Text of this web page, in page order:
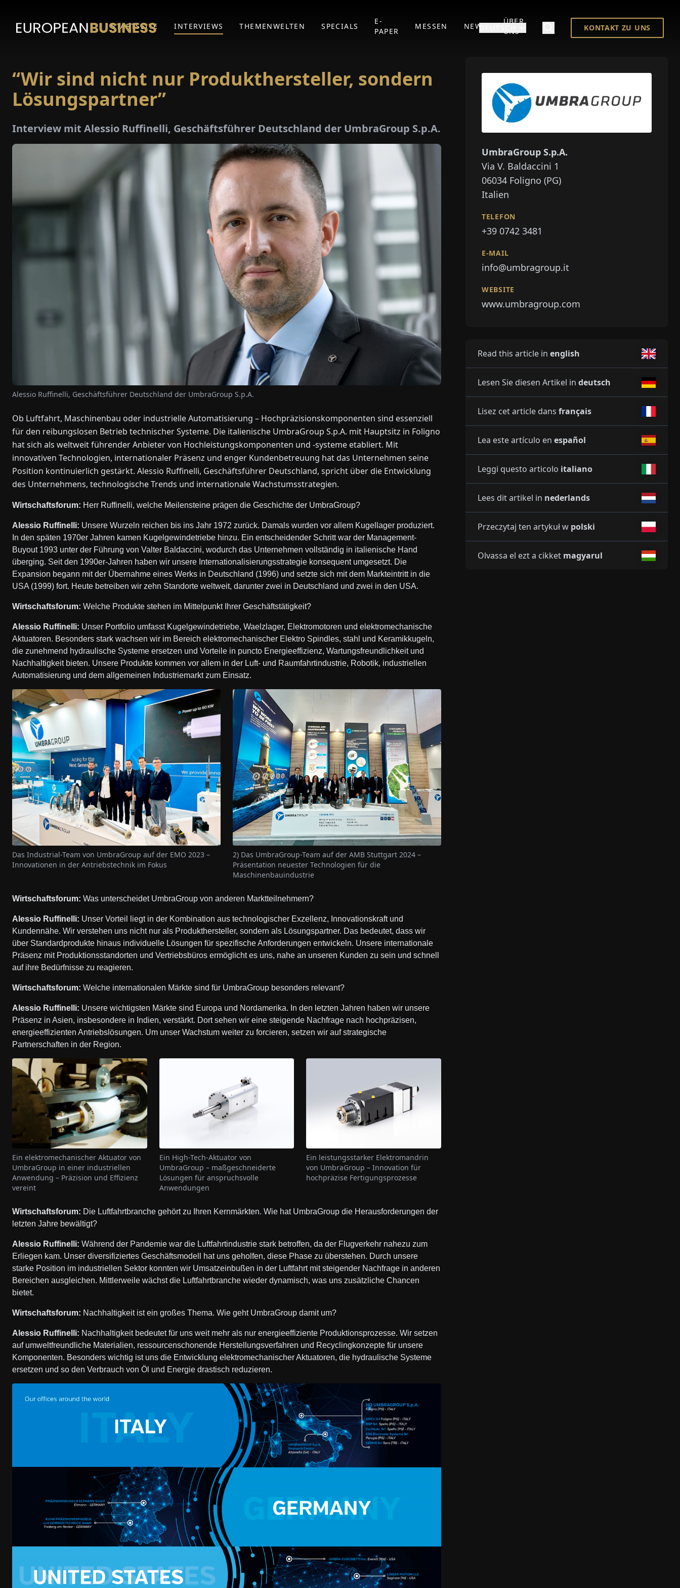
STARTSEITE INTERVIEWS THEMENWELTEN SPECIALS
E-
PAPER
MESSEN NEWS
ÜBER
UNS
KONTAKT ZU UNS
“Wir sind nicht nur Produkthersteller, sondern
Lösungspartner”
Interview mit Alessio Ruffinelli, Geschäftsführer Deutschland der UmbraGroup S.p.A.
Alessio Ruffinelli, Geschäftsführer Deutschland der UmbraGroup S.p.A.
Ob Luftfahrt, Maschinenbau oder industrielle Automatisierung – Hochpräzisionskomponenten sind essenziell
für den reibungslosen Betrieb technischer Systeme. Die italienische UmbraGroup S.p.A. mit Hauptsitz in Foligno
hat sich als weltweit führender Anbieter von Hochleistungs­komponenten und -systeme etabliert. Mit
innovativen Technologien, internationaler Präsenz und enger Kundenbetreuung hat das Unternehmen seine
Position kontinuierlich gestärkt. Alessio Ruffinelli, Geschäftsführer Deutschland, spricht über die Entwicklung
des Unternehmens, technologische Trends und internationale Wachstumsstrategien.
Wirtschaftsforum: Herr Ruffinelli, welche Meilensteine prägen die Geschichte der UmbraGroup?
Alessio Ruffinelli: Unsere Wurzeln reichen bis ins Jahr 1972 zurück. Damals wurden vor allem Kugellager produziert.
In den späten 1970er Jahren kamen Kugelgewindetriebe hinzu. Ein entscheidender Schritt war der Management-
Buyout 1993 unter der Führung von Valter Baldaccini, wodurch das Unternehmen vollständig in italienische Hand
überging. Seit den 1990er-Jahren haben wir unsere Internationalisierungsstrategie konsequent umgesetzt. Die
Expansion begann mit der Übernahme eines Werks in Deutschland (1996) und setzte sich mit dem Markteintritt in die
USA (1999) fort. Heute betreiben wir zehn Standorte weltweit, darunter zwei in Deutschland und zwei in den USA.
Wirtschaftsforum: Welche Produkte stehen im Mittelpunkt Ihrer Geschäftstätigkeit?
Alessio Ruffinelli: Unser Portfolio umfasst Kugelgewindetriebe, Waelzlager, Elektromotoren und elektromechanische
Aktuatoren. Besonders stark wachsen wir im Bereich elektromechanischer Elektro Spindles, stahl und Keramikkugeln,
die zunehmend hydraulische Systeme ersetzen und Vorteile in puncto Energieeffizienz, Wartungsfreundlichkeit und
Nachhaltigkeit bieten. Unsere Produkte kommen vor allem in der Luft- und Raumfahrtindustrie, Robotik, industriellen
Automatisierung und dem allgemeinen Industriemarkt zum Einsatz.
Das Industrial-Team von UmbraGroup auf der EMO 2023 –
Innovationen in der Antriebstechnik im Fokus
2) Das UmbraGroup-Team auf der AMB Stuttgart 2024 –
Präsentation neuester Technologien für die
Maschinenbauindustrie
Wirtschaftsforum: Was unterscheidet UmbraGroup von anderen Marktteilnehmern?
Alessio Ruffinelli: Unser Vorteil liegt in der Kombination aus technologischer Exzellenz, Innovationskraft und
Kundennähe. Wir verstehen uns nicht nur als Produkthersteller, sondern als Lösungspartner. Das bedeutet, dass wir
über Standardprodukte hinaus individuelle Lösungen für spezifische Anforderungen entwickeln. Unsere internationale
Präsenz mit Produktionsstandorten und Vertriebsbüros ermöglicht es uns, nahe an unseren Kunden zu sein und schnell
auf ihre Bedürfnisse zu reagieren.
Wirtschaftsforum: Welche internationalen Märkte sind für UmbraGroup besonders relevant?
Alessio Ruffinelli: Unsere wichtigsten Märkte sind Europa und Nordamerika. In den letzten Jahren haben wir unsere
Präsenz in Asien, insbesondere in Indien, verstärkt. Dort sehen wir eine steigende Nachfrage nach hochpräzisen,
energieeffizienten Antriebslösungen. Um unser Wachstum weiter zu forcieren, setzen wir auf strategische
Partnerschaften in der Region.
Ein elektromechanischer Aktuator von
UmbraGroup in einer industriellen
Anwendung – Präzision und Effizienz
vereint
Ein High-Tech-Aktuator von
UmbraGroup – maßgeschneiderte
Lösungen für anspruchsvolle
Anwendungen
Ein leistungsstarker Elektromandrin
von UmbraGroup – Innovation für
hochpräzise Fertigungsprozesse
Wirtschaftsforum: Die Luftfahrtbranche gehört zu Ihren Kernmärkten. Wie hat UmbraGroup die Herausforderungen der
letzten Jahre bewältigt?
Alessio Ruffinelli: Während der Pandemie war die Luftfahrtindustrie stark betroffen, da der Flugverkehr nahezu zum
Erliegen kam. Unser diversifiziertes Geschäftsmodell hat uns geholfen, diese Phase zu überstehen. Durch unsere
starke Position im industriellen Sektor konnten wir Umsatzeinbußen in der Luftfahrt mit steigender Nachfrage in anderen
Bereichen ausgleichen. Mittlerweile wächst die Luftfahrtbranche wieder dynamisch, was uns zusätzliche Chancen
bietet.
Wirtschaftsforum: Nachhaltigkeit ist ein großes Thema. Wie geht UmbraGroup damit um?
Alessio Ruffinelli: Nachhaltigkeit bedeutet für uns weit mehr als nur energieeffiziente Produktionsprozesse. Wir setzen
auf umweltfreundliche Materialien, ressourcenschonende Herstellungsverfahren und Recyclingkonzepte für unsere
Komponenten. Besonders wichtig ist uns die Entwicklung elektromechanischer Aktuatoren, die hydraulische Systeme
ersetzen und so den Verbrauch von Öl und Energie drastisch reduzieren.
UmbraGroup S.p.A.
Via V. Baldaccini 1
06034 Foligno (PG)
Italien
TELEFON
+39 0742 3481
E-MAIL
info@umbragroup.it
WEBSITE
www.umbragroup.com
Read this article in english
Lesen Sie diesen Artikel in deutsch
Lisez cet article dans français
Lea este artículo en español
Leggi questo articolo italiano
Lees dit artikel in nederlands
Przeczytaj ten artykuł w polski
Olvassa el ezt a cikket magyarul